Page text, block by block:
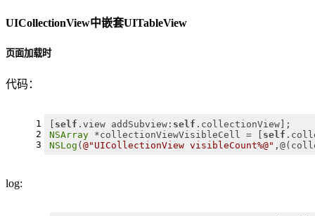
UICollectionView中嵌套UITableView
页面加载时
代码：
1
2
3
self .view addSubview: self .collectionView];
NSArray *collectionViewVisibleCell = [ self
NSLog ( @"UICollectionView visibleCount%@"
log: